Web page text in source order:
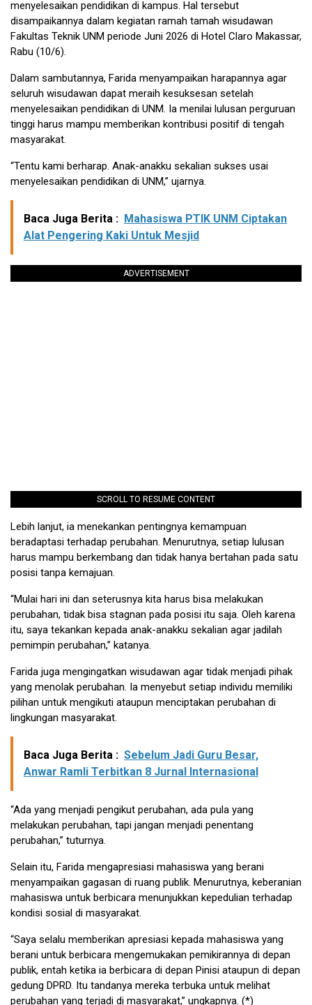
menyelesaikan pendidikan di kampus. Hal tersebut
disampaikannya dalam kegiatan ramah tamah wisudawan
Fakultas Teknik UNM periode Juni 2026 di Hotel Claro Makassar,
Rabu (10/6).
Dalam sambutannya, Farida menyampaikan harapannya agar
seluruh wisudawan dapat meraih kesuksesan setelah
menyelesaikan pendidikan di UNM. Ia menilai lulusan perguruan
tinggi harus mampu memberikan kontribusi positif di tengah
masyarakat.
“Tentu kami berharap. Anak-anakku sekalian sukses usai
menyelesaikan pendidikan di UNM,” ujarnya.
Baca Juga Berita : Mahasiswa PTIK UNM Ciptakan
Alat Pengering Kaki Untuk Mesjid
ADVERTISEMENT
SCROLL TO RESUME CONTENT
Lebih lanjut, ia menekankan pentingnya kemampuan
beradaptasi terhadap perubahan. Menurutnya, setiap lulusan
harus mampu berkembang dan tidak hanya bertahan pada satu
posisi tanpa kemajuan.
“Mulai hari ini dan seterusnya kita harus bisa melakukan
perubahan, tidak bisa stagnan pada posisi itu saja. Oleh karena
itu, saya tekankan kepada anak-anakku sekalian agar jadilah
pemimpin perubahan,” katanya.
Farida juga mengingatkan wisudawan agar tidak menjadi pihak
yang menolak perubahan. Ia menyebut setiap individu memiliki
pilihan untuk mengikuti ataupun menciptakan perubahan di
lingkungan masyarakat.
Baca Juga Berita : Sebelum Jadi Guru Besar,
Anwar Ramli Terbitkan 8 Jurnal Internasional
“Ada yang menjadi pengikut perubahan, ada pula yang
melakukan perubahan, tapi jangan menjadi penentang
perubahan,” tuturnya.
Selain itu, Farida mengapresiasi mahasiswa yang berani
menyampaikan gagasan di ruang publik. Menurutnya, keberanian
mahasiswa untuk berbicara menunjukkan kepedulian terhadap
kondisi sosial di masyarakat.
“Saya selalu memberikan apresiasi kepada mahasiswa yang
berani untuk berbicara mengemukakan pemikirannya di depan
publik, entah ketika ia berbicara di depan Pinisi ataupun di depan
gedung DPRD. Itu tandanya mereka terbuka untuk melihat
perubahan yang terjadi di masyarakat,” ungkapnya. (*)